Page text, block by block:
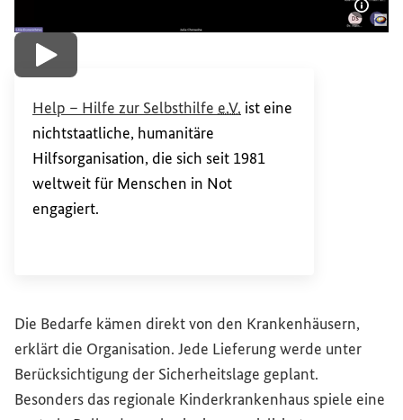
Video abspielen
Help – Hilfe zur Selbsthilfe e.V. (Externer Link)
ist eine
nichtstaatliche, humanitäre
Hilfsorganisation, die sich seit 1981
weltweit für Menschen in Not
engagiert.
Die Bedarfe kämen direkt von den Krankenhäusern,
erklärt die Organisation. Jede Lieferung werde unter
Berücksichtigung der Sicherheitslage geplant.
Besonders das regionale Kinderkrankenhaus spiele eine